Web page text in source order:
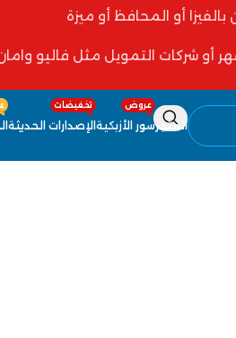
أو المحافظ أو ميزة
المتجرسور الأزبكية
عروض
الإصدارات الحديثة
تخفيضات